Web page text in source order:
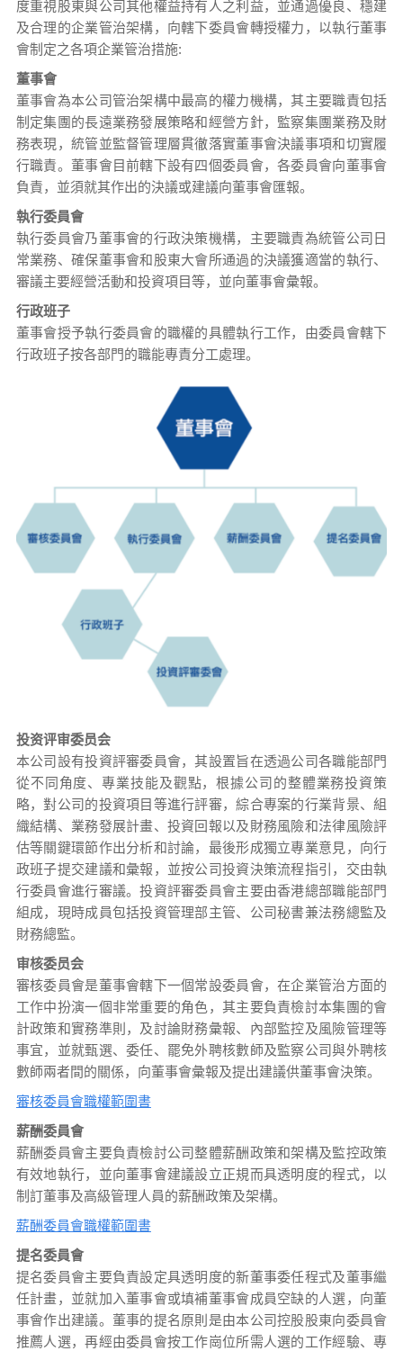
度重視股東與公司其他權益持有人之利益，並通過優良、穩建
及合理的企業管治架構，向轄下委員會轉授權力，以執行董事
會制定之各項企業管治措施:
董事會
董事會為本公司管治架構中最高的權力機構，其主要職責包括
制定集團的長遠業務發展策略和經營方針，監察集團業務及財
務表現，統管並監督管理層貫徹落實董事會決議事項和切實履
行職責。董事會目前轄下設有四個委員會，各委員會向董事會
負責，並須就其作出的決議或建議向董事會匯報。
執行委員會
執行委員會乃董事會的行政決策機構，主要職責為統管公司日
常業務、確保董事會和股東大會所通過的決議獲適當的執行、
審議主要經營活動和投資項目等，並向董事會彙報。
行政班子
董事會授予執行委員會的職權的具體執行工作，由委員會轄下
行政班子按各部門的職能專責分工處理。
投资评审委员会
本公司設有投資評審委員會，其設置旨在透過公司各職能部門
從不同角度、專業技能及觀點，根據公司的整體業務投資策
略，對公司的投資項目等進行評審，綜合專案的行業背景、組
織結構、業務發展計畫、投資回報以及財務風險和法律風險評
估等關鍵環節作出分析和討論，最後形成獨立專業意見，向行
政班子提交建議和彙報，並按公司投資決策流程指引，交由執
行委員會進行審議。投資評審委員會主要由香港總部職能部門
組成，現時成員包括投資管理部主管、公司秘書兼法務總監及
財務總監。
审核委员会
審核委員會是董事會轄下一個常設委員會，在企業管治方面的
工作中扮演一個非常重要的角色，其主要負責檢討本集團的會
計政策和實務準則，及討論財務彙報、內部監控及風險管理等
事宜，並就甄選、委任、罷免外聘核數師及監察公司與外聘核
數師兩者間的關係，向董事會彙報及提出建議供董事會決策。
審核委員會職權範圍書
薪酬委員會
薪酬委員會主要負責檢討公司整體薪酬政策和架構及監控政策
有效地執行，並向董事會建議設立正規而具透明度的程式，以
制訂董事及高級管理人員的薪酬政策及架構。
薪酬委員會職權範圍書
提名委員會
提名委員會主要負責設定具透明度的新董事委任程式及董事繼
任計畫，並就加入董事會或填補董事會成員空缺的人選，向董
事會作出建議。董事的提名原則是由本公司控股股東向委員會
推薦人選，再經由委員會按工作崗位所需人選的工作經驗、專